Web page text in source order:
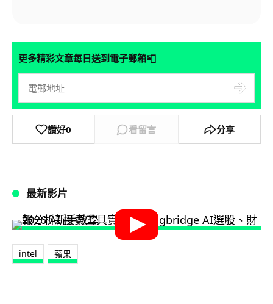
更多精彩文章每日送到電子郵箱📮
讚好0 看留言 分享
最新影片
intel 蘋果